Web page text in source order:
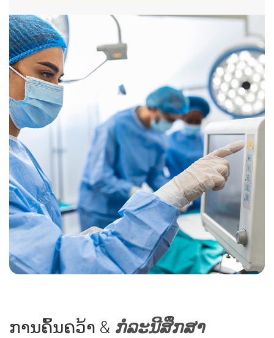
ແຜນການຜ່າຕັດສະໝອງ.
ສິ່ງທີ່ຄາດຫວັງ:
ຄົນເຈັບນອນຢູ່ໃນເຄື່ອງຊົງກະບອກສໍາລັບ 30-
60 ນາທີ. ຂັ້ນຕອນແມ່ນບໍ່ມີສຽງດັງແຕ່ບໍ່
ເຈັບປວດ. ຄົນເຈັບບາງຄົນອາດຈະໄດ້ຮັບສີ
ຍ້ອມສີກົງກັນຂ້າມທາງເສັ້ນເລືອດ.
ອ່ານເພີ່ມເຕີມກ່ຽວກັບ MRI
3.PET scan
Positron Emission Tomography-
Computed Tomography (PET-CT) ປະສົມ
ປະສານການຖ່າຍຮູບທີ່ເປັນປະໂຫຍດຈາກການ
ສະແກນ PET ດ້ວຍການຖ່າຍພາບທາງວິພາກ
ຈາກ CT. ເຄື່ອງກວດຈັບ radioactive ຖືກສີດ
ເຜົາຜະຫລານອາຫານໃນສະຫມອງ.
ປົກກະຕິ
ອ່ານເພີ່
3. ທ່າ
ຕອບສ
ເປັນປ
ການຄົ້ນຄວ້າ & ກໍ​ລະ​ນີ​ສຶກ​ສາ